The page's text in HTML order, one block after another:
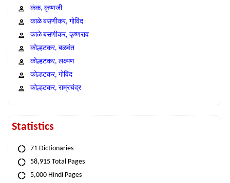
कंक, कृष्णजी
काळे बसणीकर, गोविंद
काळे बसणीकर, कृष्णराव
कोल्हटकर, बळवंत
कोल्हटकर, लक्ष्मण
कोल्हटकर, गोविंद
कोल्हटकर, राम्रचंद्र
Statistics
71 Dictionaries
58,915 Total Pages
5,000 Hindi Pages